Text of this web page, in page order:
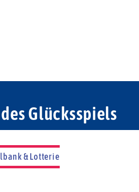
Glücksspiels
& Lotterie